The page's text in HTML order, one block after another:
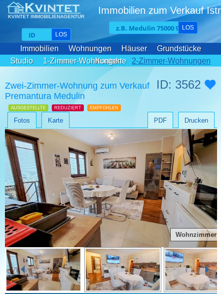
KVINTET IMMOBILIENAGENTUR
Immobilien zum Verkauf
LOS
LOS
Immobilien Wohnungen Häuser
Grundstücke
Kontakte
Studio 1-Zimmer-Wohnungen
2-Zimmer-Wohnungen
3-Zimmer-Wohnungen
Zwei-Zimmer-Wohnung zum Verkauf
Premantura Medulin
AUSGESTELLTE REDUZIERT EMPFOHLEN
ID: 3562
Fotos Karte Drucken
PDF
Wohnzimmer